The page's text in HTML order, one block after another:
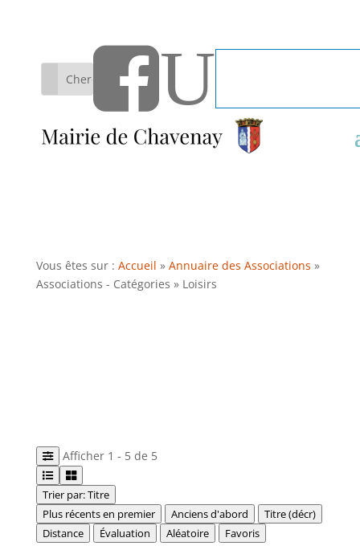
U
Loisirs
Vous êtes sur : Accueil » Annuaire des Associations »
Associations - Catégories » Loisirs
Afficher 1 - 5 de 5
Trier par: Titre
Plus récents en premier
Anciens d'abord
Titre (décr)
Distance
Évaluation Aléatoire Favoris